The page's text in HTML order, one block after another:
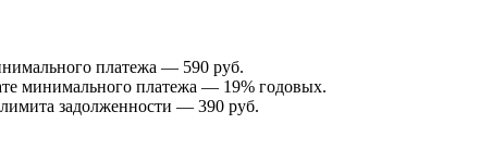
платежа — 590 руб.
минимального платежа — 19% годовых.
задолженности — 390 руб.